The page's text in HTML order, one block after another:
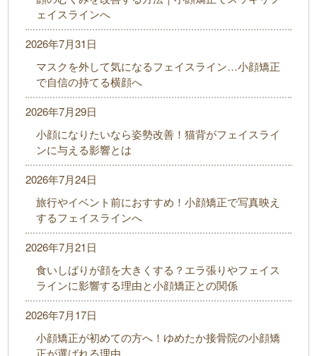
ェイスラインへ
マスクを外して気になるフェイスライン…小顔矯正
で自信の持てる横顔へ
2026年7月31日
小顔になりたいなら姿勢改善！猫背がフェイスライ
ンに与える影響とは
2026年7月29日
旅行やイベント前におすすめ！小顔矯正で写真映え
するフェイスラインへ
2026年7月24日
食いしばりが顔を大きくする？エラ張りやフェイス
ラインに影響する理由と小顔矯正との関係
2026年7月21日
小顔矯正が初めての方へ！ゆめたか接骨院の小顔矯
正が選ばれる理由
2026年7月17日